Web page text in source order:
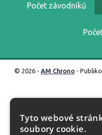
Počet závodníků
© 2026 - AM Chrono -
Tyto webové
soubory cookie.